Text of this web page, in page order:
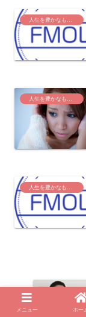
人生を豊かなものに
メニュー ホー